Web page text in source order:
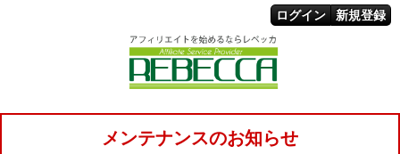
新規登録
ログイン
メンテナンスのお知らせ